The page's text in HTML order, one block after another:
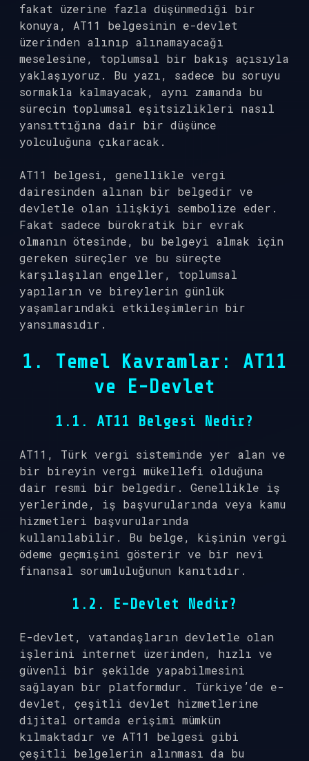
fakat üzerine fazla düşünmediği bir
konuya, AT11 belgesinin e-devlet
üzerinden alınıp alınamayacağı
meselesine, toplumsal bir bakış açısıyla
yaklaşıyoruz. Bu yazı, sadece bu soruyu
sormakla kalmayacak, aynı zamanda bu
sürecin toplumsal eşitsizlikleri nasıl
yansıttığına dair bir düşünce
yolculuğuna çıkaracak.
AT11 belgesi, genellikle vergi
dairesinden alınan bir belgedir ve
devletle olan ilişkiyi sembolize eder.
Fakat sadece bürokratik bir evrak
olmanın ötesinde, bu belgeyi almak için
gereken süreçler ve bu süreçte
karşılaşılan engeller, toplumsal
yapıların ve bireylerin günlük
yaşamlarındaki etkileşimlerin bir
yansımasıdır.
1. Temel Kavramlar: AT11
ve E-Devlet
1.1. AT11 Belgesi Nedir?
AT11, Türk vergi sisteminde yer alan ve
bir bireyin vergi mükellefi olduğuna
dair resmi bir belgedir. Genellikle iş
yerlerinde, iş başvurularında veya kamu
hizmetleri başvurularında
kullanılabilir. Bu belge, kişinin vergi
ödeme geçmişini gösterir ve bir nevi
finansal sorumluluğunun kanıtıdır.
1.2. E-Devlet Nedir?
E-devlet, vatandaşların devletle olan
işlerini internet üzerinden, hızlı ve
güvenli bir şekilde yapabilmesini
sağlayan bir platformdur. Türkiye’de e-
devlet, çeşitli devlet hizmetlerine
dijital ortamda erişimi mümkün
kılmaktadır ve AT11 belgesi gibi
çeşitli belgelerin alınması da bu